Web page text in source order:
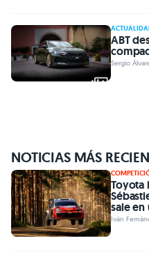
ABT
Sergio
NOTICIAS MÁS
Toyota
sale en
Iván